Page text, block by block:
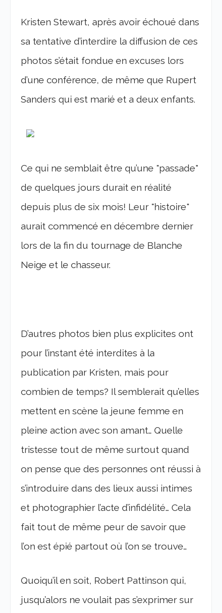
Kristen Stewart, après avoir échoué dans
sa tentative d’interdire la diffusion de ces
photos s’était fondue en excuses lors
d’une conférence, de même que Rupert
Sanders qui est marié et a deux enfants.
Ce qui ne semblait être qu’une "passade"
de quelques jours durait en réalité
depuis plus de six mois! Leur "histoire"
aurait commencé en décembre dernier
lors de la fin du tournage de Blanche
Neige et le chasseur.
D’autres photos bien plus explicites ont
pour l’instant été interdites à la
publication par Kristen, mais pour
combien de temps? Il semblerait qu’elles
mettent en scène la jeune femme en
pleine action avec son amant… Quelle
tristesse tout de même surtout quand
on pense que des personnes ont réussi à
s’introduire dans des lieux aussi intimes
et photographier l’acte d’infidélité… Cela
fait tout de même peur de savoir que
l’on est épié partout où l’on se trouve…
Quoiqu’il en soit, Robert Pattinson qui,
jusqu’alors ne voulait pas s’exprimer sur